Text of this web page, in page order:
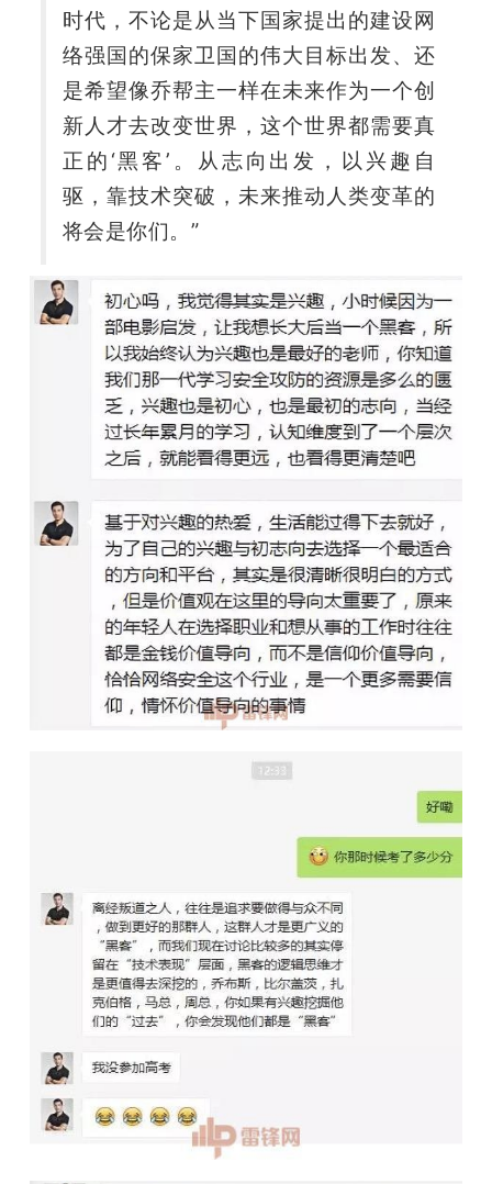
时代，不论是从当下国家提出的建设网
络强国的保家卫国的伟大目标出发、还
是希望像乔帮主一样在未来作为一个创
新人才去改变世界，这个世界都需要真
正的‘黑客’。从志向出发，以兴趣自
驱，靠技术突破，未来推动人类变革的
将会是你们。”